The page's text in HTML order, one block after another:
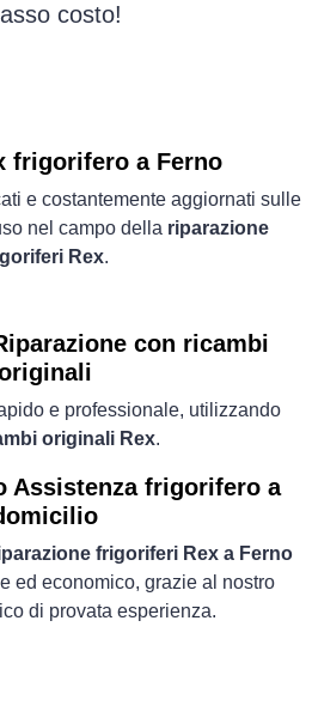
costo!
frigorifero a Ferno
e costantemente aggiornati sulle
nel campo della riparazione
Rex.
con ricambi
e professionale, utilizzando
originali Rex.
Assistenza frigorifero a
frigoriferi Rex a Ferno
ed economico, grazie al nostro
di provata esperienza.